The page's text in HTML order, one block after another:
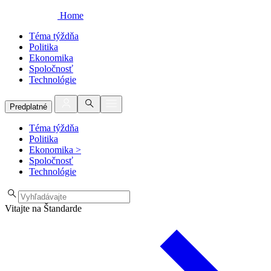
Home
Téma týždňa
Politika
Ekonomika
Spoločnosť
Technológie
Predplatné
Téma týždňa
Politika
Ekonomika >
Spoločnosť
Technológie
Vitajte na Štandarde